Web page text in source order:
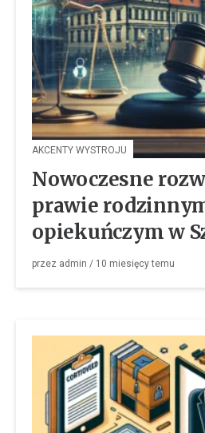
AKCENTY WYSTROJU
Nowoczesne
prawie
opiekuńczym w
przez admin / 10 miesięcytemu